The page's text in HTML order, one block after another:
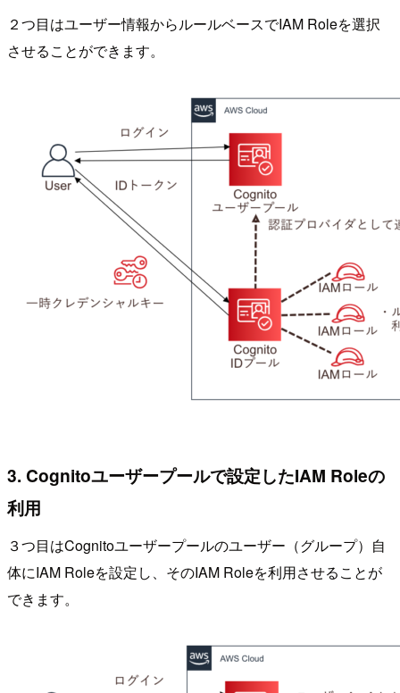
２つ目はユーザー情報からルールベースでIAM Roleを選択
させることができます。
3. Cognitoユーザープールで設定したIAM Roleの
利用
３つ目はCognitoユーザープールのユーザー（グループ）自
体にIAM Roleを設定し、そのIAM Roleを利用させることが
できます。